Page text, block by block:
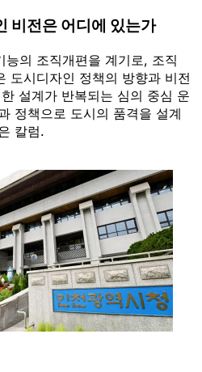
비전은 어디에 있는가
능의 조직개편을 계기로, 조직
도시디자인 정책의 방향과 비전
설계가 반복되는 심의 중심 운
정책으로 도시의 품격을 설계
칼럼.